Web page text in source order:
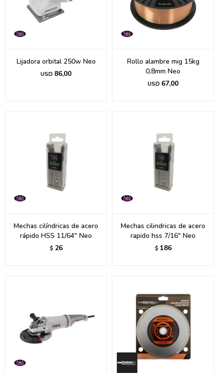
Lijadora orbital 250w Neo
USD 86,00
Rollo alambre mig 15kg
0,8mm Neo
USD 67,00
Mechas cilíndricas de acero
rápido HSS 11/64" Neo
$ 26
Mechas cilindricas de acero
rapido hss 7/16" Neo
$ 186